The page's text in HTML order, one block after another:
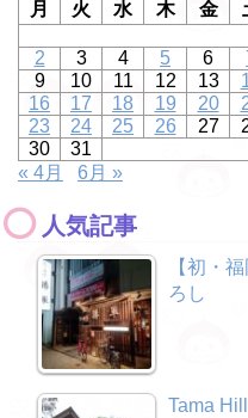
月
火 水 木 金
2
3 4 5 6
9
10 11 12 13
16
17 18 19 20
23
24 25 26 27
30
31
« 4月
6月 »
人気記事
【初・
ろし
Tama